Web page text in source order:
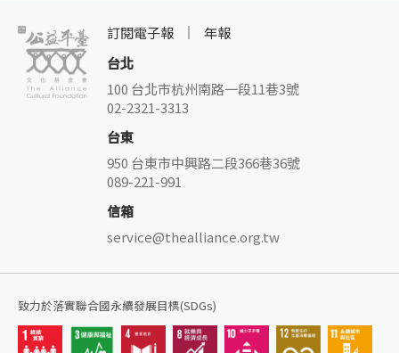
訂閱電子報
年報
台北
100 台北市杭州南路一段11巷3號
02-2321-3313
台東
950 台東市中興路二段366巷36號
089-221-991
信箱
service@thealliance.org.tw
致力於落實聯合國永續發展目標(SDGs)